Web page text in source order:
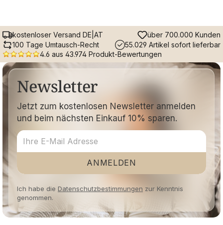
kostenloser Versand DE|AT
über 700.000 Kunden
100 Tage Umtausch-Recht
55.029 Artikel sofort lieferbar
4.6 aus 43.974 Produkt-Bewertungen
Newsletter
Jetzt zum kostenlosen Newsletter anmelden
und beim nächsten Einkauf 10% sparen.
ANMELDEN
Ich habe die Datenschutzbestimmungen zur Kenntnis
genommen.